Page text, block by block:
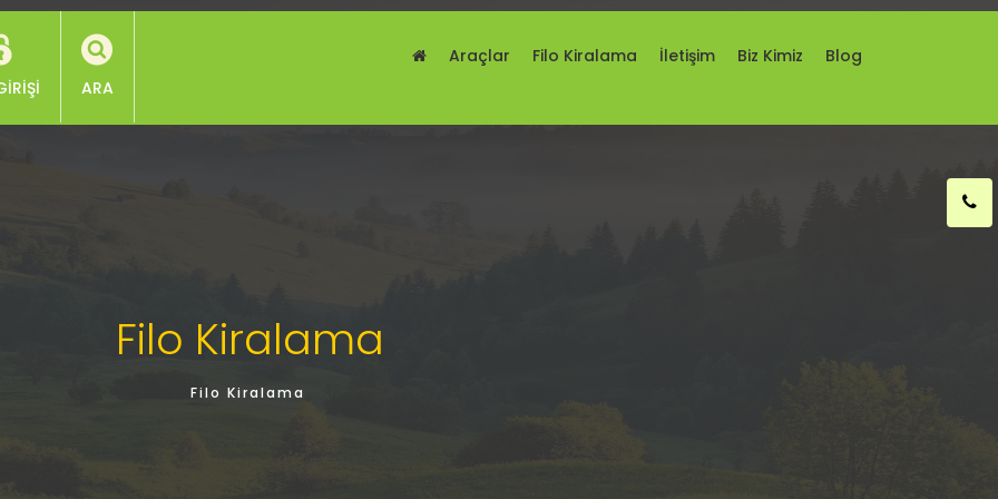
ARA
Araçlar Filo Kiralama İletişim Biz Kimiz Blog
Filo Kiralama
Filo Kiralama